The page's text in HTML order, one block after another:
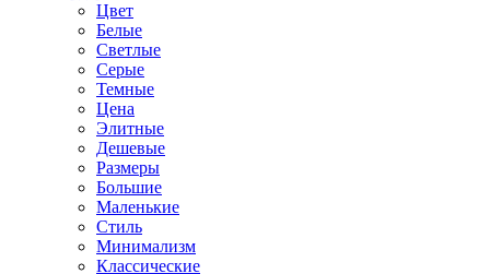
Цвет
Белые
Светлые
Серые
Темные
Цена
Элитные
Дешевые
Размеры
Большие
Маленькие
Стиль
Минимализм
Классические